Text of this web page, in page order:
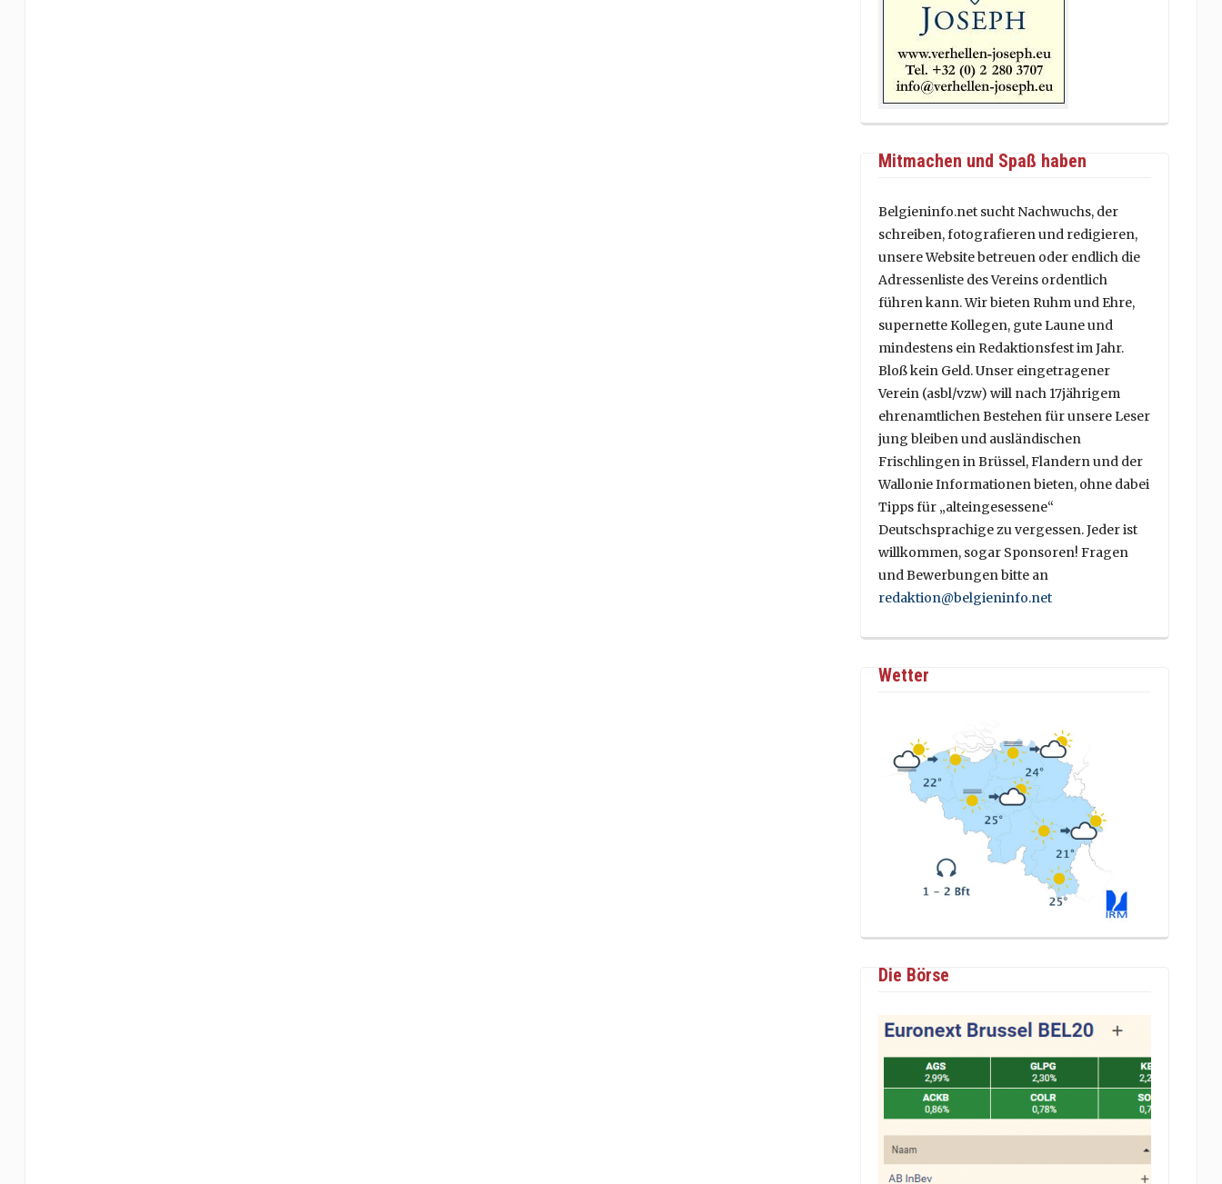
Mitmachen und Spaß haben
Belgieninfo.net sucht Nachwuchs, der
schreiben, fotografieren und redigieren,
unsere Website betreuen oder endlich die
Adressenliste des Vereins ordentlich
führen kann. Wir bieten Ruhm und Ehre,
supernette Kollegen, gute Laune und
mindestens ein Redaktionsfest im Jahr.
Bloß kein Geld. Unser eingetragener
Verein (asbl/vzw) will nach 17jährigem
ehrenamtlichen Bestehen für unsere Leser
jung bleiben und ausländischen
Frischlingen in Brüssel, Flandern und der
Wallonie Informationen bieten, ohne dabei
Tipps für „alteingesessene“
Deutschsprachige zu vergessen. Jeder ist
willkommen, sogar Sponsoren! Fragen
und Bewerbungen bitte an
redaktion@belgieninfo.net
Wetter
Die Börse